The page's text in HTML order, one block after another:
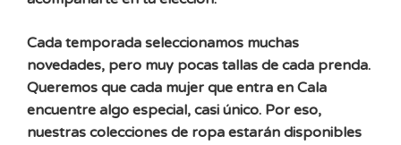
Cada temporada seleccionamos muchas
novedades, pero muy pocas tallas de cada prenda.
Queremos que cada mujer que entra en Cala
encuentre algo especial, casi único. Por eso,
nuestras colecciones de ropa estarán disponibles